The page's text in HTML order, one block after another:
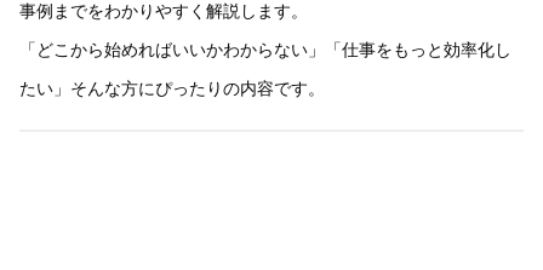
事例までをわかりやすく解説します。
「どこから始めればいいかわからない」「仕事をもっと効率化し
たい」そんな方にぴったりの内容です。